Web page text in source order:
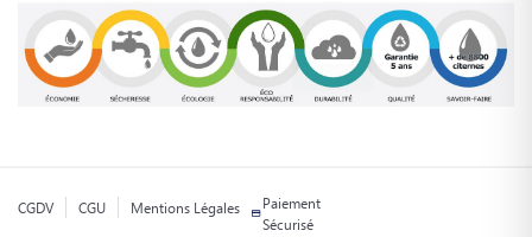
CGDV CGU Mentions Légales
Paiement
Sécurisé